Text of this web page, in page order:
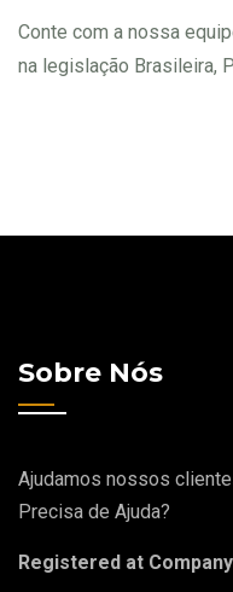
Conte com a nossa
na legislação Brasileira,
Sobre Nós
Ajudamos nossos
Precisa de Ajuda?
Registered at